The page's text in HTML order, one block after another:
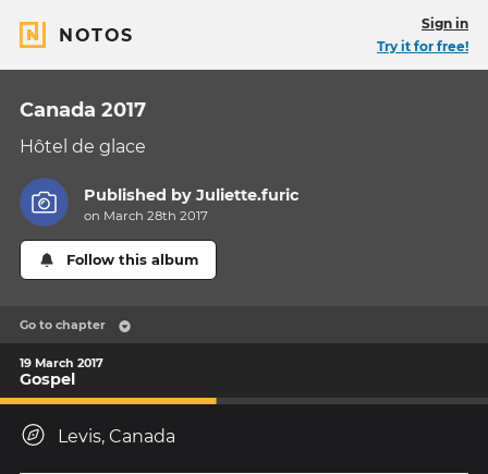
NOTOS
Sign in
Try it for free!
Canada 2017
Hôtel de glace
Published byJuliette.furic
on March 28th 2017
Follow this album
Go to chapter
19 March 2017
Gospel
Levis, Canada